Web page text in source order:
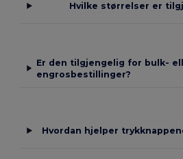
Hvilke størrelser er
Er den tilgjengelig for bulk-
engrosbestillinger?
Hvordan hjelper